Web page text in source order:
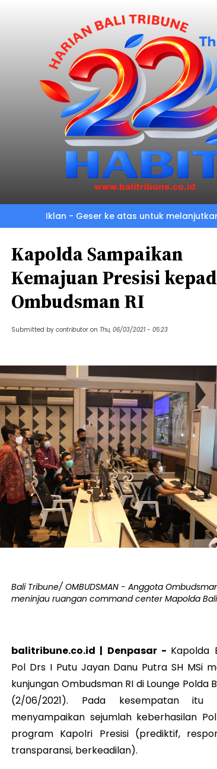
Iklan - Geser ke atas untuk
Kapolda Sampaikan
Kemajuan Presisi
Ombudsman RI
Submitted by contributor on Thu, 06/03/2021 - 05:23
Bali Tribune/ OMBUDSMAN - Anggota
meninjau ruangan command center Mapolda
balitribune.co.id | Denpasar- Kapolda
Pol Drs I Putu Jayan Danu Putra SH MSi
kunjungan Ombudsman RI di Lounge Polda
(2/06/2021). Pada kesempatan itu
menyampaikan sejumlah keberhasilan
program Kapolri Presisi (prediktif,
transparansi, berkeadilan).